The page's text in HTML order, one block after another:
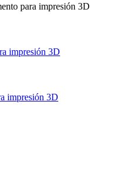
para impresión 3D
impresión 3D
impresión 3D